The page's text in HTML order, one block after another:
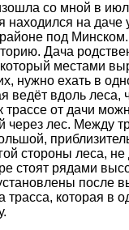
со мной в
находился на даче
под
Дача
местами
нужно ехать в
ведёт вдоль леса,
трассе от дачи
через лес. Между
стороны леса, не
стоят рядами
после
которая в